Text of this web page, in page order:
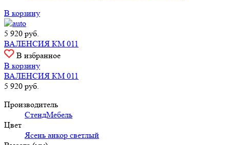
В корзину
5 920 руб.
ВАЛЕНСИЯ КМ 011
В избранное
В корзину
ВАЛЕНСИЯ КМ 011
5 920 руб.
Производитель
СтендМебель
Цвет
Ясень анкор светлый